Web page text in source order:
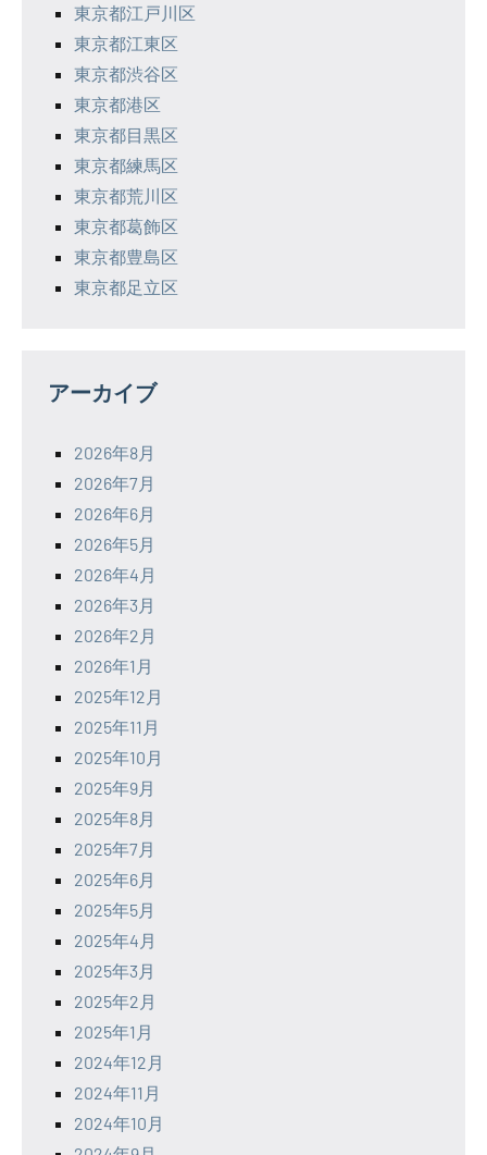
東京都江戸川区
東京都江東区
東京都渋谷区
東京都港区
東京都目黒区
東京都練馬区
東京都荒川区
東京都葛飾区
東京都豊島区
東京都足立区
アーカイブ
2026年8月
2026年7月
2026年6月
2026年5月
2026年4月
2026年3月
2026年2月
2026年1月
2025年12月
2025年11月
2025年10月
2025年9月
2025年8月
2025年7月
2025年6月
2025年5月
2025年4月
2025年3月
2025年2月
2025年1月
2024年12月
2024年11月
2024年10月